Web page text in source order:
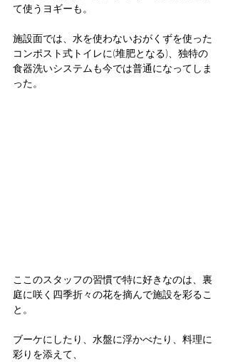
て使うヨギーも。
施設面では、水を使わないおがくずを使った
コンポスト式トイレに(堆肥となる)、独特の
食器洗いシステムも今では普通になってしま
った。
ここのスタッフの習慣で特に好きなのは、裏
庭に咲く四季折々の花を摘んで施設を彩るこ
と。
ブーケにしたり、水盤に浮かべたり、料理に
彩りを添えて、